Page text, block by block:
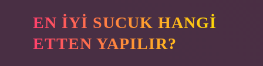
EN IYI SUCUK HANGI
ETTEN YAPILIR?